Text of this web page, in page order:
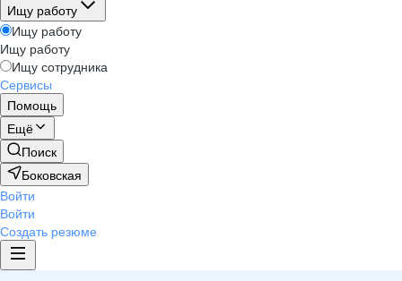
Ищу работу
Ищу работу
Ищу работу
Ищу сотрудника
Сервисы
Помощь
Ещё
Поиск
Боковская
Войти
Войти
Создать резюме